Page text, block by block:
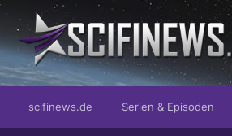
scifinews.de Serien & Episoden